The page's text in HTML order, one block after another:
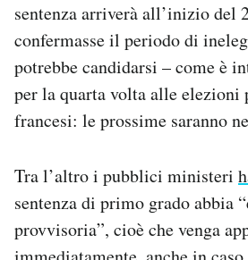
sentenza arriverà all’inizio del
confermasse il periodo di
potrebbe candidarsi – come è
per la quarta volta alle elezioni
francesi: le prossime saranno
Tra l’altro i pubblici ministeri
sentenza di primo grado abbia
provvisoria”, cioè che venga